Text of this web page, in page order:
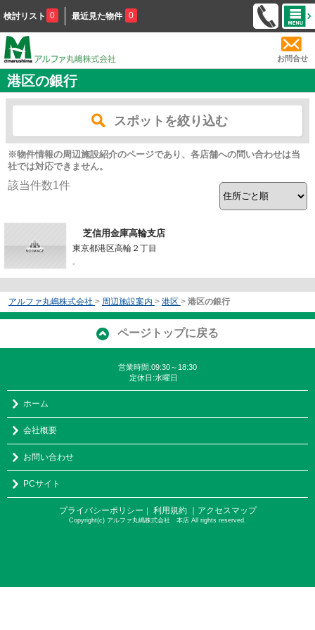
検討リスト 0 最近見た物件 0
お問合せ
港区の銀行
スポットを絞り込む
※物件情報の周辺施設紹介のページであり、各店舗への問い合わせは当
社では対応できません。
該当件数1件
芝信用金庫高輪支店
東京都港区高輪２丁目
-
アルファ丸嶋株式会社 > 周辺施設案内 > 港区 > 港区の銀行
ページトップに戻る
営業時間:09:30～18:30
定休日:水曜日
ホーム
会社概要
お問い合わせ
PCサイト
プライバシーポリシー ｜ 利用規約 ｜アクセスマップ
Copyright(c) アルファ丸嶋株式会社 本店 All rights reserved.